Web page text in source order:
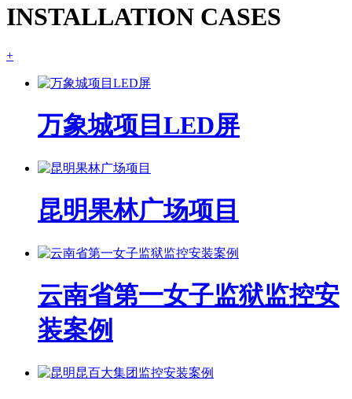
INSTALLATION CASES
+
万象城项目LED屏
昆明果林广场项目
云南省第一女子监狱监控安
装案例